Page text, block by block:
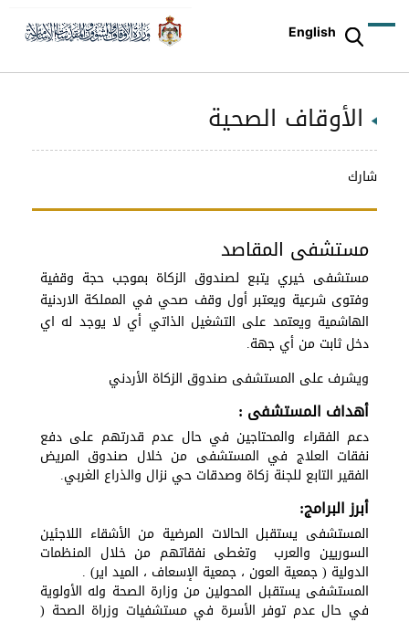
English
الأوقاف الصحية
شارك
مستشفى المقاصد
مستشفى خيري يتبع لصندوق الزكاة بموجب حجة وقفية
وفتوى شرعية ويعتبر أول وقف صحي في المملكة الاردنية
الهاشمية ويعتمد على التشغيل الذاتي أي لا يوجد له اي
دخل ثابت من أي جهة.
ويشرف على المستشفى صندوق الزكاة الأردني
أهداف المستشفى :
دعم الفقراء والمحتاجين في حال عدم قدرتهم على دفع
نفقات العلاج في المستشفى من خلال صندوق المريض
الفقير التابع للجنة زكاة وصدقات حي نزال والذراع الغربي.
أبرز البرامج:
المستشفى يستقبل الحالات المرضية من الأشقاء اللاجئين
السوريين والعرب وتغطى نفقاتهم من خلال المنظمات
الدولية ( جمعية العون ، جمعية الإسعاف ، الميد اير) .
المستشفى يستقبل المحولين من وزارة الصحة وله الأولوية
في حال عدم توفر الأسرة في مستشفيات وزراة الصحة (